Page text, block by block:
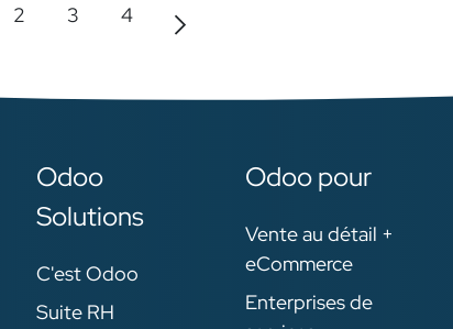
2 3 4
Odoo
Solutions
C'est Odoo
Suite RH
Odoo pour
Vente au détail +
eCommerce
Enterprises de